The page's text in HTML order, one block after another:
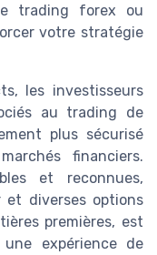
trading forex ou
votre stratégie
les investisseurs
au trading de
plus sécurisé
financiers.
et reconnues,
diverses options
premières, est
expérience de